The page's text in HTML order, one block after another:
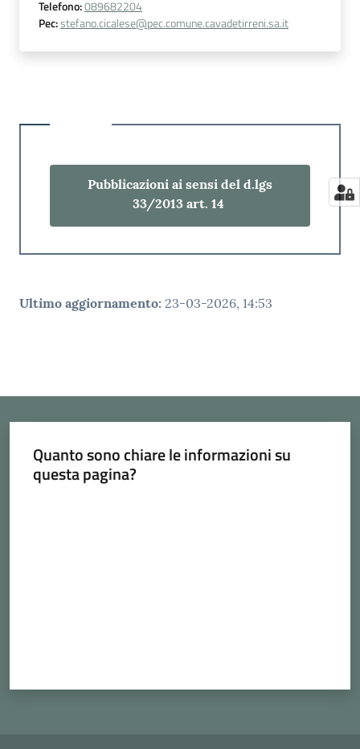
Telefono:089682204
Pec:stefano.cicalese@pec.comune.cavadetirreni.sa.it
Pubblicazioni ai sensi del d.lgs
33/2013 art. 14
Ultimo aggiornamento: 23-03-2026, 14:53
Quanto sono chiare le informazioni su
questa pagina?